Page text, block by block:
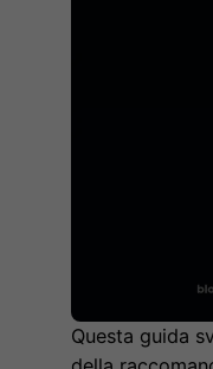
Questa guida